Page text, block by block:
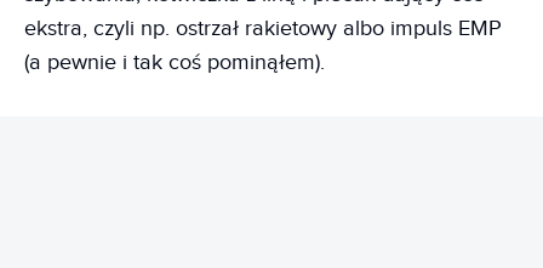
ekstra, czyli np. ostrzał rakietowy albo impuls EMP
(a pewnie i tak coś pominąłem).